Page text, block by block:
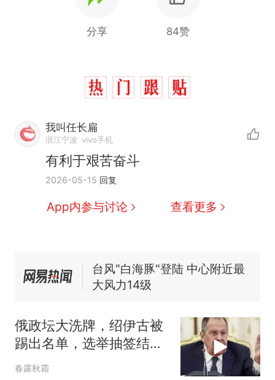
分享 84赞
我叫任长扁
浙江宁波 vivo手机
有利于艰苦奋斗
2026-05-15 回复
App内参与讨论 查看更多
十多万人报名的考试，成绩
全部作废，公平么？
新 全球唯一没有法定首都的国
家，刚改国名，总统就邀请中
国大使骑行绕了几乎整个国境
线一圈，还曾两次到中国寻根
搬家报价570元，搬到楼下交
5060元才肯搬上楼！女子傻眼
了……
视频丨只要一枚命中就能让航
台风"白海豚"登陆 中心附近最
大风力14级
全部作废，公平么？
俄政坛大洗牌，绍伊古被
踢出名单，选举抽签结
束，普京留下一句话
春露秋霜